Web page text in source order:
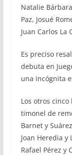
Natalie
Paz, Josué
Juan Carlos La
Es preciso
debuta en
una incógnita
Los otros
timonel de
Barnet y
Joan Heredia y
Rafael Pérez y